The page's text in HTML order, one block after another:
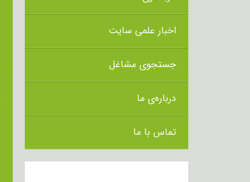
اخبار علمی سایت
جستجوی مشاغل
درباره‌ی ما
تماس با ما